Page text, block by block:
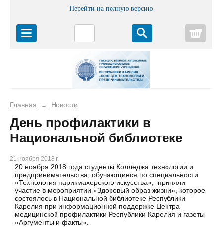
Перейти на полную версию
Главная → Новости
День профилактики в
Национальной библиотеке
21 ноября 2018 г.
20 ноября 2018 года студенты Колледжа технологии и
предпринимательства, обучающиеся по специальности
«Технология парикмахерского искусства», приняли
участие в мероприятии «Здоровый образ жизни», которое
состоялось в Национальной библиотеке Республики
Карелия при информационной поддержке Центра
медицинской профилактики Республики Карелия и газеты
«Аргументы и факты».